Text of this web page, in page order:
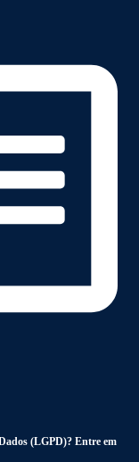
(LGPD)? Entre em